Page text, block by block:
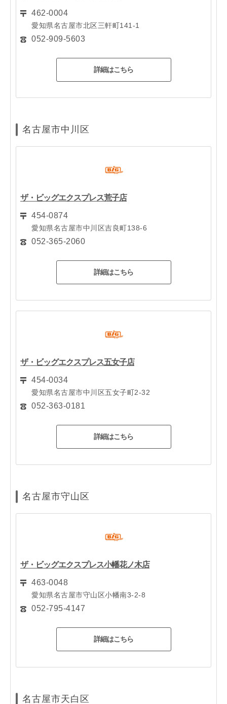
462-0004
愛知県名古屋市北区三軒町141-1
052-909-5603
詳細はこちら
名古屋市中川区
ザ・ビッグエクスプレス荒子店
454-0874
愛知県名古屋市中川区吉良町138-6
052-365-2060
詳細はこちら
ザ・ビッグエクスプレス五女子店
454-0034
愛知県名古屋市中川区五女子町2-32
052-363-0181
詳細はこちら
名古屋市守山区
ザ・ビッグエクスプレス小幡花ノ木店
463-0048
愛知県名古屋市守山区小幡南3-2-8
052-795-4147
詳細はこちら
名古屋市天白区